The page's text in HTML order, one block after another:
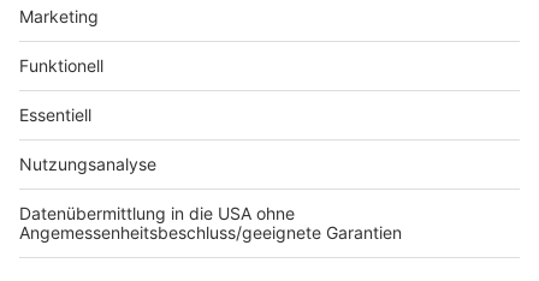
Anzeige
Anzeige